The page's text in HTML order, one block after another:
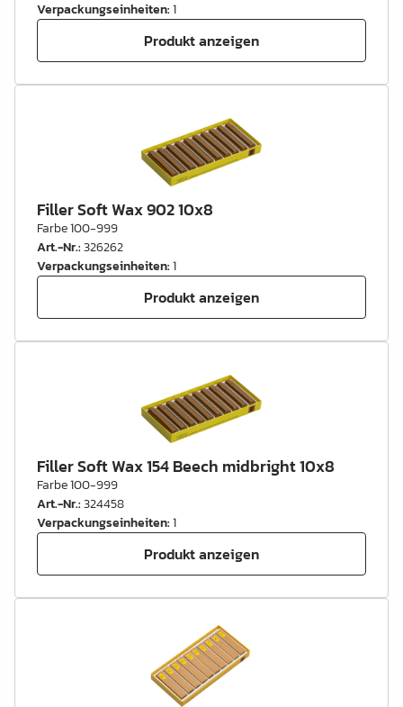
Verpackungseinheiten:1
Produkt anzeigen
Filler Soft Wax 902 10x8
Farbe 100-999
Art.-Nr.:326262
Verpackungseinheiten:1
Produkt anzeigen
Filler Soft Wax 154 Beech midbright 10x8
Farbe 100-999
Art.-Nr.:324458
Verpackungseinheiten:1
Produkt anzeigen